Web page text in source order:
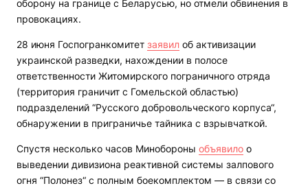
оборону на границе с Беларусью, но отмели обвинения в
провокациях.
28 июня Госпогранкомитет заявил об активизации
украинской разведки, нахождении в полосе
ответственности Житомирского пограничного отряда
(территория граничит с Гомельской областью)
подразделений “Русского добровольческого корпуса“,
обнаружении в приграничье тайника с взрывчаткой.
Спустя несколько часов Минобороны объявило о
выведении дивизиона реактивной системы залпового
огня “Полонез“ с полным боекомплектом — в связи со